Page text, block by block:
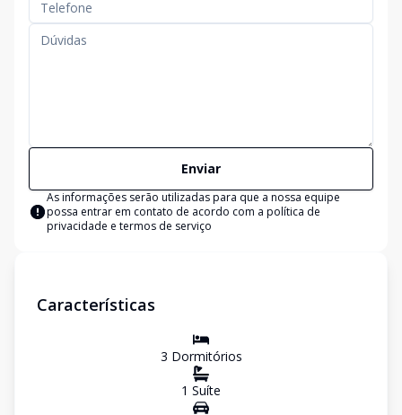
Enviar
As informações serão utilizadas para que a nossa equipe
possa entrar em contato de acordo com a política de
privacidade e termos de serviço
Características
3 Dormitórios
1 Suíte